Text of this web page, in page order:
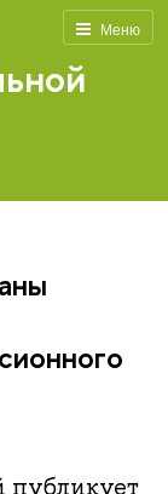
Меню
публикует